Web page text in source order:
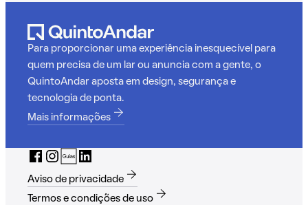
Para proporcionar uma experiência inesquecível para
quem precisa de um lar ou anuncia com a gente, o
QuintoAndar aposta em design, segurança e
tecnologia de ponta.
Mais informações
Aviso de privacidade
Termos e condições de uso